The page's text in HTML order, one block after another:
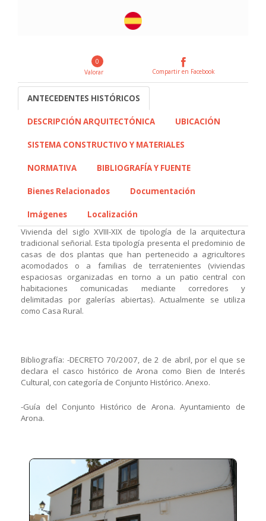
0
Valorar
Compartir en Facebook
ANTECEDENTES HISTÓRICOS
DESCRIPCIÓN ARQUITECTÓNICA UBICACIÓN
SISTEMA CONSTRUCTIVO Y MATERIALES
NORMATIVA BIBLIOGRAFÍA Y FUENTE
Bienes Relacionados Documentación
Imágenes
Localización
Vivienda del siglo XVIII-XIX de tipología de la arquitectura
tradicional señorial. Esta tipología presenta el predominio de
casas de dos plantas que han pertenecido a agricultores
acomodados o a familias de terratenientes (viviendas
espaciosas organizadas en torno a un patio central con
habitaciones comunicadas mediante corredores y
delimitadas por galerías abiertas). Actualmente se utiliza
como Casa Rural.
Bibliografía: -DECRETO 70/2007, de 2 de abril, por el que se
declara el casco histórico de Arona como Bien de Interés
Cultural, con categoría de Conjunto Histórico. Anexo.
-Guía del Conjunto Histórico de Arona. Ayuntamiento de
Arona.